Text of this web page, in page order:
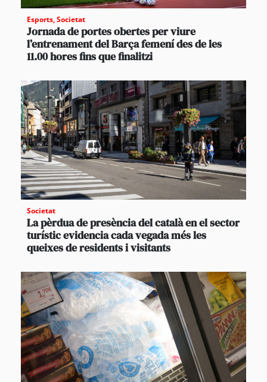
Esports,Societat
Jornada de portes obertes per viure
l’entrenament del Barça femení des de les
11.00 hores fins que finalitzi
Societat
La pèrdua de presència del català en el sector
turístic evidencia cada vegada més les
queixes de residents i visitants